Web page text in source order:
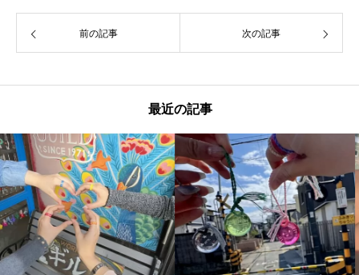
前の記事 次の記事
最近の記事